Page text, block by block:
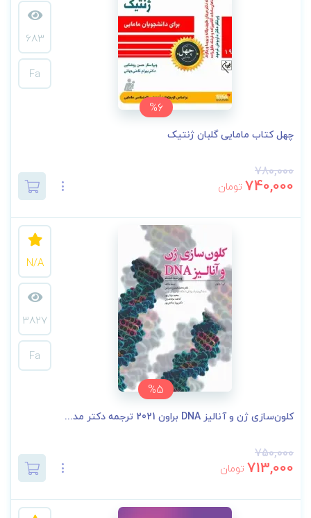
%6
683
Fa
چهل کتاب مامایی گلبان ژنتیک
780,000
740,000 تومان
%5
N/A
3827
Fa
کلون‌سازی ژن و آنالیز DNA براون 2021 ترجمه دکتر مد...
750,000
713,000 تومان